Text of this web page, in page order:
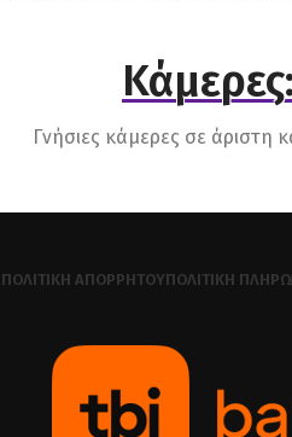
Κάμερες:
Γνήσιες κάμερες σε άριστη
ΠΟΛΙΤΙΚΉ ΑΠΟΡΡΉΤΟΥΠΟΛΙΤΙΚΉ